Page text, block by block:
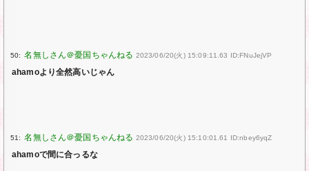
50: 2023/06/20(火) 15:09:11.63 ID:FNuJejVP
ahamoより全然高いじゃん
51: 2023/06/20(火) 15:10:01.61 ID:nbey6yqZ
ahamoで間に合っるな